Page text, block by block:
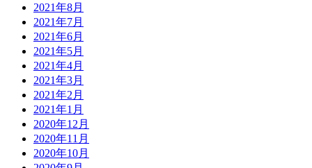
2021年8月
2021年7月
2021年6月
2021年5月
2021年4月
2021年3月
2021年2月
2021年1月
2020年12月
2020年11月
2020年10月